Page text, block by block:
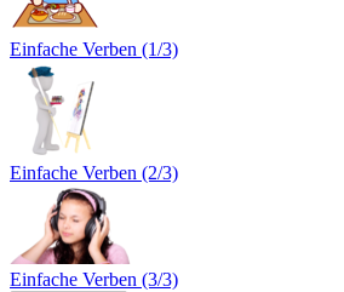
Einfache Verben (1/3)
Einfache Verben (2/3)
Einfache Verben (3/3)